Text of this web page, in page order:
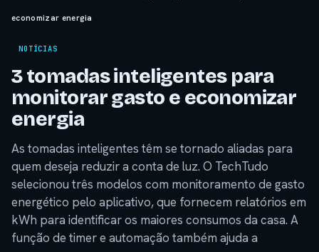
economizar energia
NOTÍCIAS
3 tomadas inteligentes para
monitorar gasto e economizar
energia
As tomadas inteligentes têm se tornado aliadas para
quem deseja reduzir a conta de luz. O TechTudo
selecionou três modelos com monitoramento de gasto
energético pelo aplicativo, que fornecem relatórios em
kWh para identificar os maiores consumos da casa. A
função de timer e automação também ajuda a